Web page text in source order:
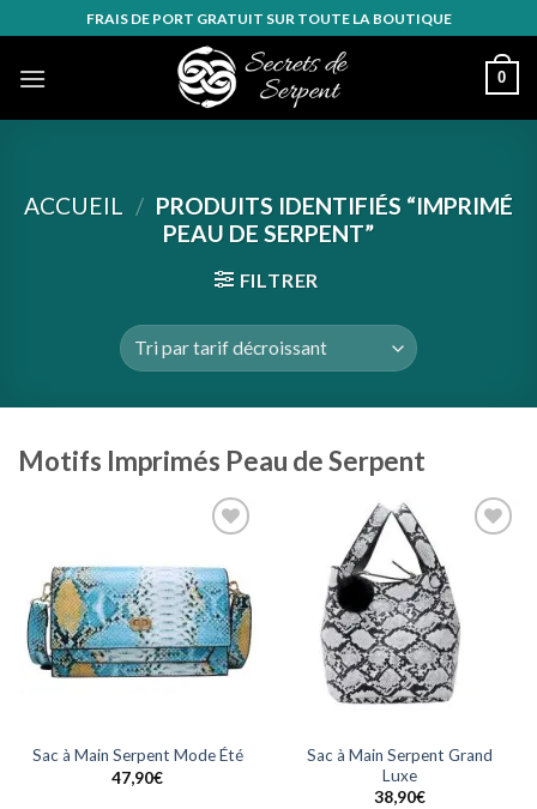
to
content
FRAIS DE PORT GRATUIT SUR TOUTE LA BOUTIQUE
0
ACCUEIL / PRODUITS IDENTIFIÉS “IMPRIMÉ
PEAU DE SERPENT”
FILTRER
Motifs Imprimés Peau de Serpent
à la
wishlist
Sac à Main Serpent Mode Été
47,90€
Sac à Main Serpent Grand
Luxe
38,90€